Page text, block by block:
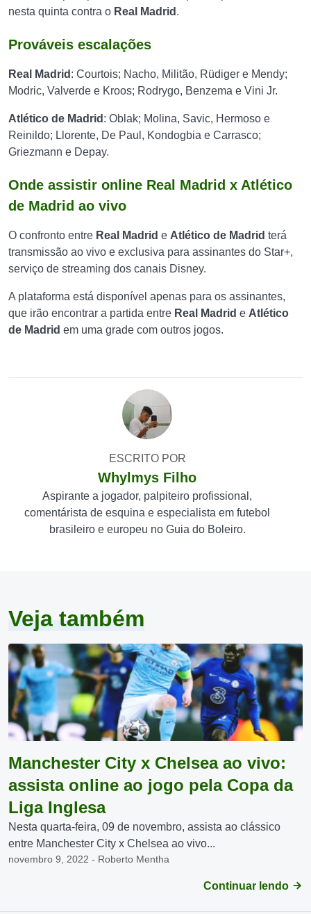
nesta quinta contra o Real Madrid .
Prováveis escalações
Real Madrid : Courtois; Nacho, Militão, Rüdiger e Mendy;
Modric, Valverde e Kroos; Rodrygo, Benzema e Vini Jr.
Atlético de Madrid : Oblak; Molina, Savic, Hermoso e
Reinildo; Llorente, De Paul, Kondogbia e Carrasco;
Griezmann e Depay.
Onde assistir online Real Madrid x Atlético
de Madrid ao vivo
O confronto entre Real Madrid e Atlético de Madrid terá
transmissão ao vivo e exclusiva para assinantes do Star+,
serviço de streaming dos canais Disney.
A plataforma está disponível apenas para os assinantes,
que irão encontrar a partida entre Real Madrid e Atlético
de Madrid em uma grade com outros jogos.
ESCRITO POR
Whylmys Filho
Aspirante a jogador, palpiteiro profissional,
comentárista de esquina e especialista em futebol
brasileiro e europeu no Guia do Boleiro.
Veja também
Manchester City x Chelsea ao vivo:
assista online ao jogo pela Copa da
Liga Inglesa
Nesta quarta-feira, 09 de novembro, assista ao clássico
entre Manchester City x Chelsea ao vivo...
novembro 9, 2022 - Roberto Mentha
Continuar lendo